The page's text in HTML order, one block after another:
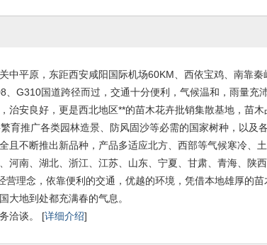
中平原，东距西安咸阳国际机场60KM、西依宝鸡、南靠
、G310国道跨径而过，交通十分便利，气候温和，雨量充
治安良好，更是西北地区**的苗木花卉批销集散基地，苗木
推广各类园林造景、防风固沙等必需的国家树种，以及
且不断推出新品种，产品多适应北方、西部等气候寒冷、
河南、湖北、浙江、江苏、山东、宁夏、甘肃、青海、陕
营理念，依靠便利的交通，优越的环境，凭借本地雄厚的
大地到处都充满春的气息。
洽谈。 [详细介绍]